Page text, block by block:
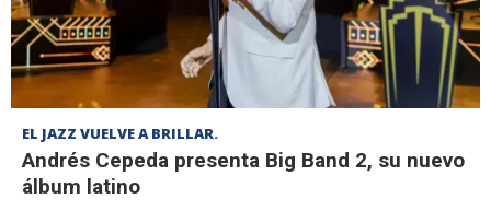
EL JAZZ VUELVE A BRILLAR.
Andrés Cepeda presenta Big Band 2, su nuevo
álbum latino